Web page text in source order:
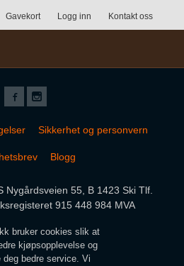
Gavekort Logg inn Kontakt oss
Sikkerhet og personvern
Blogg
Nygårdsveien 55, B 1423 Ski Tlf.
915 448 984 MVA
bruker cookies slik at
kjøpsopplevelse og
bedre service. Vi